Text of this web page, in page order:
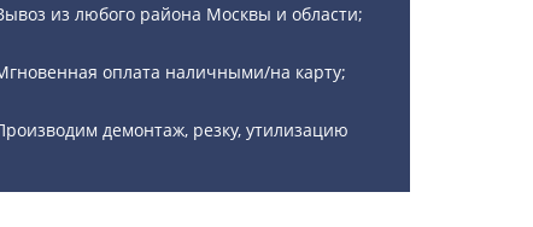
из любого района Москвы и области;
оплата наличными/на карту;
демонтаж, резку, утилизацию